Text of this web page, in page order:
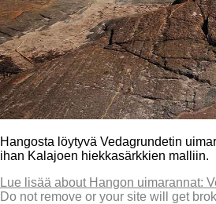
Hangosta löytyvä Vedagrundetin
ihan Kalajoen hiekkasärkkien malliin.
Lue lisää about Hangon uimarannat:
Do not remove or your site will get